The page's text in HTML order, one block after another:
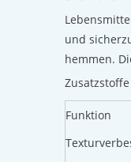
und
hemmen.
Funktion